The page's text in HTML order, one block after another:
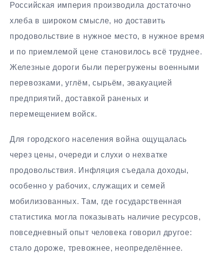
Российская империя производила достаточно
хлеба в широком смысле, но доставить
продовольствие в нужное место, в нужное время
и по приемлемой цене становилось всё труднее.
Железные дороги были перегружены военными
перевозками, углём, сырьём, эвакуацией
предприятий, доставкой раненых и
перемещением войск.
Для городского населения война ощущалась
через цены, очереди и слухи о нехватке
продовольствия. Инфляция съедала доходы,
особенно у рабочих, служащих и семей
мобилизованных. Там, где государственная
статистика могла показывать наличие ресурсов,
повседневный опыт человека говорил другое:
стало дороже, тревожнее, неопределённее.